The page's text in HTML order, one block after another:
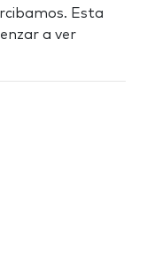
Esta
a ver